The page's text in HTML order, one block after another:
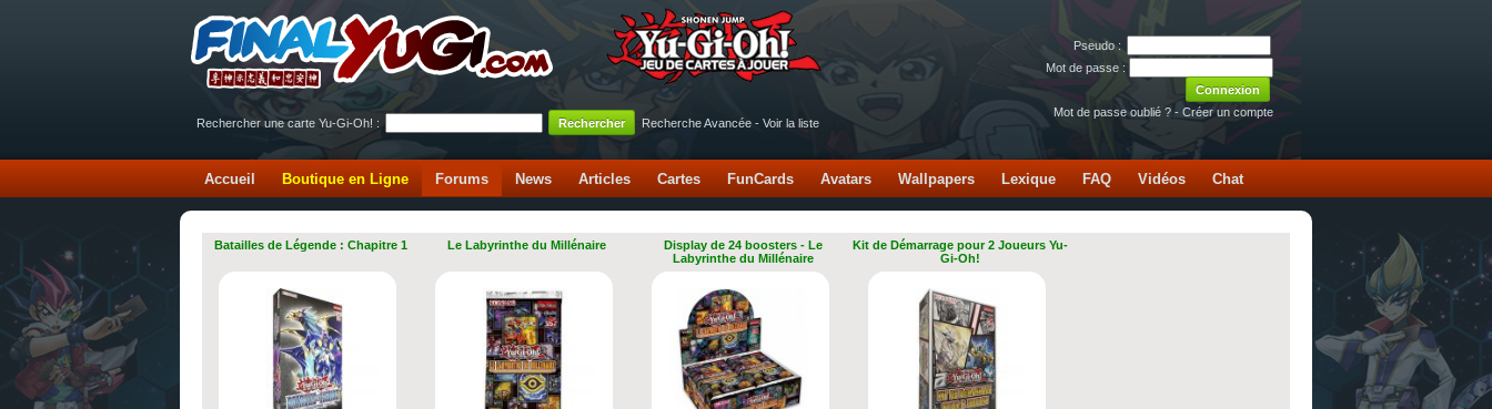
Pseudo :
Mot de passe :
Mot de passe oublié ? - Créer un compte
Rechercher une carte Yu-Gi-Oh! :
Recherche Avancée - Voir la liste
Accueil Boutique en Ligne Forums News Articles Cartes FunCards Avatars Wallpapers Lexique FAQ Vidéos Chat
Batailles de Légende : Chapitre 1 Le Labyrinthe du Millénaire
Display de 24 boosters - Le
Labyrinthe du Millénaire
Kit de Démarrage pour 2 Joueurs Yu-
Gi-Oh!